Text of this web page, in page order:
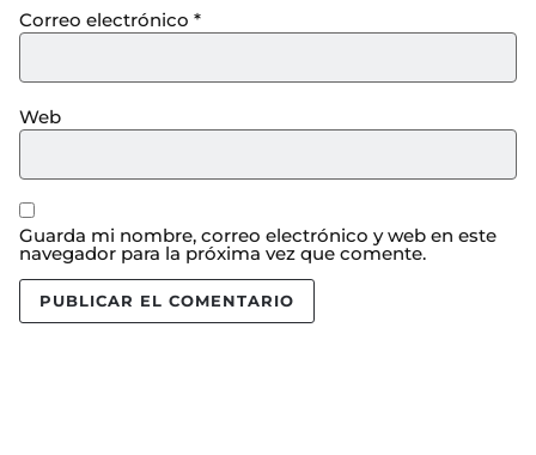
Correo electrónico *
Web
Guarda mi nombre, correo electrónico y web en este
navegador para la próxima vez que comente.